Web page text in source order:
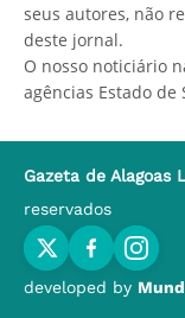
seus autores, não
deste jornal.
O nosso noticiário
agências Estado de
Gazeta de Alagoas
reservados
developed by